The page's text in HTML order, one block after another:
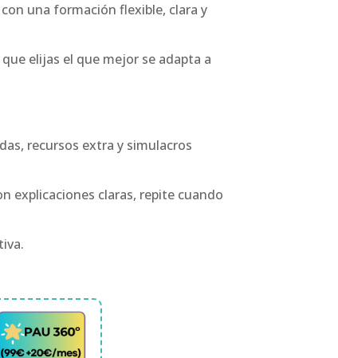
una formación flexible, clara y
que elijas el que mejor se adapta a
recursos extra y simulacros
explicaciones claras, repite cuando